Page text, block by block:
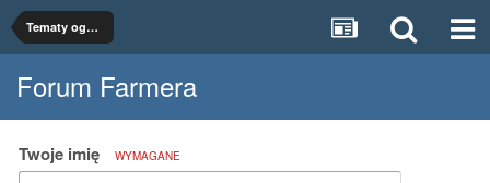
Tematy ogólne
Forum Farmera
Twoje imię WYMAGANE